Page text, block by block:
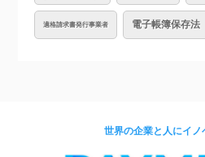
適格請求書発行事業者 電子帳簿保存法
世界の企業と人にイノ